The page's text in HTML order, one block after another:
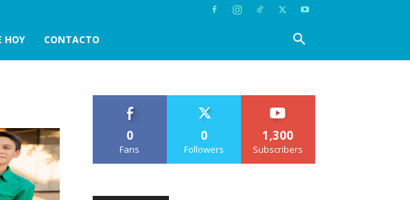
HOY CONTACTO
0
Fans
0
Followers
1,300
Subscribers